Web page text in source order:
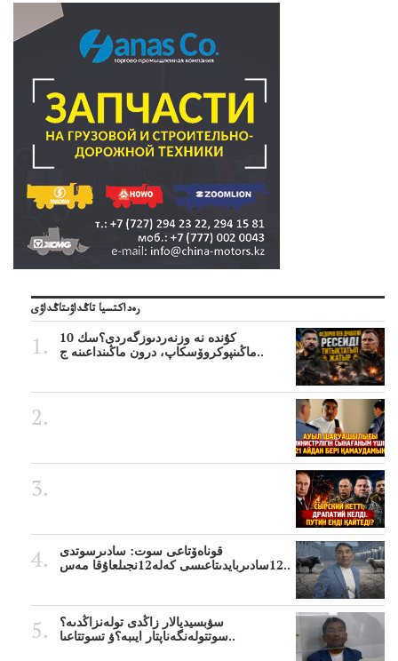
رەداكتسيا تاڭداۋىتاڭداۋى
10 كۇندە نە وزنەردىوزگەردى؟سك
ماڭىنپوكروۆسكاپ، درون ماڭىنداعىنە ج..
قوناەۆتاعى سوت: سادىرسوتدى
12سادىربايدىتاعىسى كەلە12نجىلعاۇقا مەس..
سۋبسيديالار زاڭدى تولەنزاڭدىە؟
سوتتولەنگەناپتار ايىبە؟ۋ تسوتتاعىا..